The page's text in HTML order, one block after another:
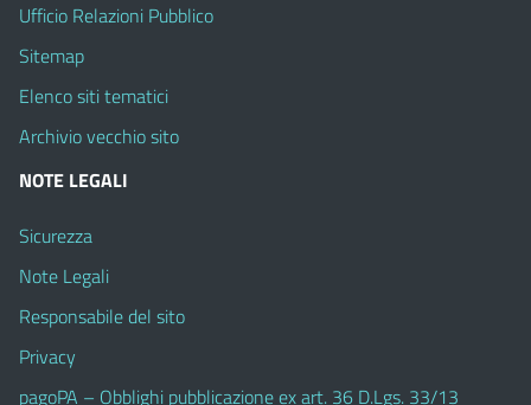
Ufficio Relazioni Pubblico
Sitemap
Elenco siti tematici
Archivio vecchio sito
NOTE LEGALI
Sicurezza
Note Legali
Responsabile del sito
Privacy
pagoPA – Obblighi pubblicazione ex art. 36 D.Lgs. 33/13